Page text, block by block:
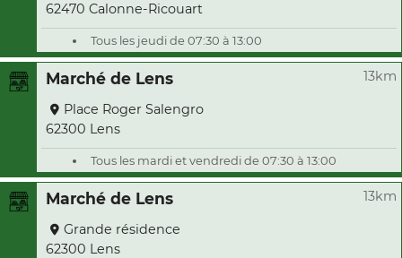
62470 Calonne-Ricouart
Tous les jeudi de 07:30 à 13:00
Marché de Lens 13km
Place Roger Salengro
62300 Lens
Tous les mardi et vendredi de 07:30 à 13:00
Marché de Lens 13km
Grande résidence
62300 Lens